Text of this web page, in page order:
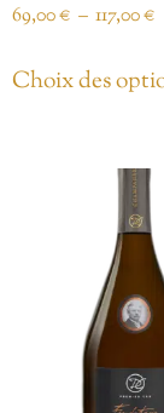
69,00€ – 117,00€
Choix des